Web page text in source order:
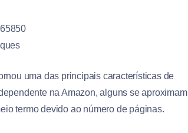
uma das principais características de
na Amazon, alguns se aproximam
termo devido ao número de páginas.